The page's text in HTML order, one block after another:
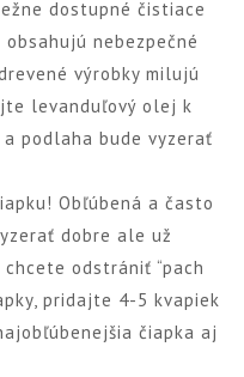
dostupné čistiace
nebezpečné
výrobky milujú
levanduľový olej k
podlaha bude vyzerať
Obľúbená a často
dobre ale už
odstrániť “pach
pridajte 4-5 kvapiek
čiapka aj